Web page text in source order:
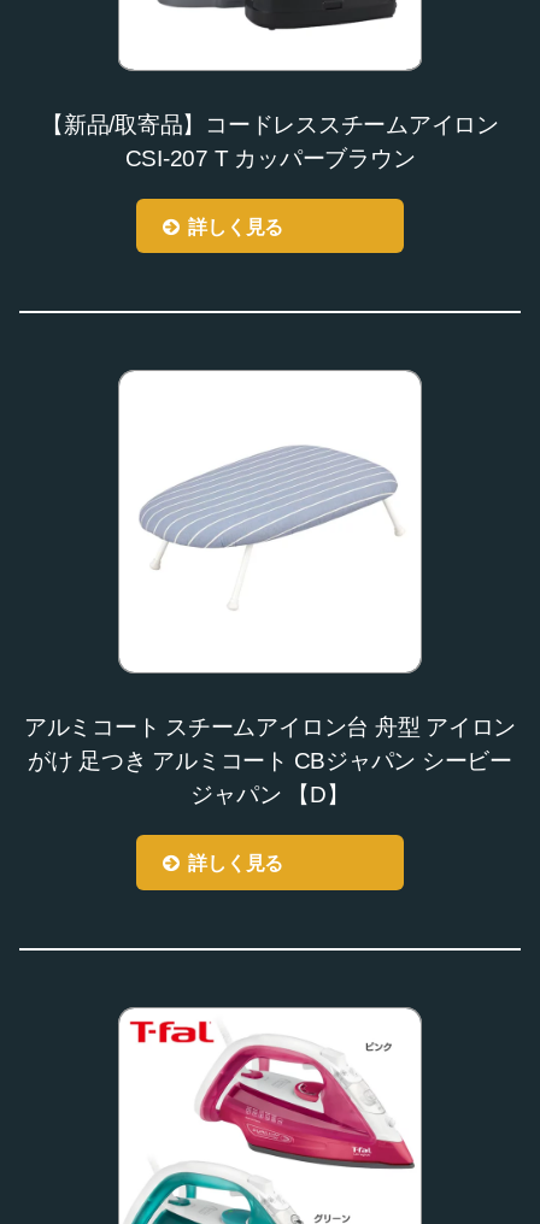
【新品/取寄品】コードレススチームアイロン
CSI-207 T カッパーブラウン
詳しく見る
アルミコート スチームアイロン台 舟型 アイロン
がけ 足つき アルミコート CBジャパン シービー
ジャパン 【D】
詳しく見る